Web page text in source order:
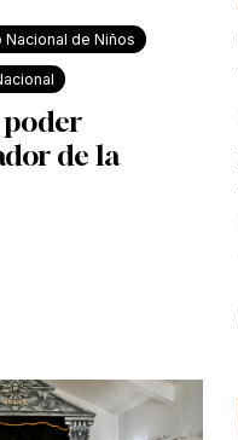
Nacional de Niños
poder
de la